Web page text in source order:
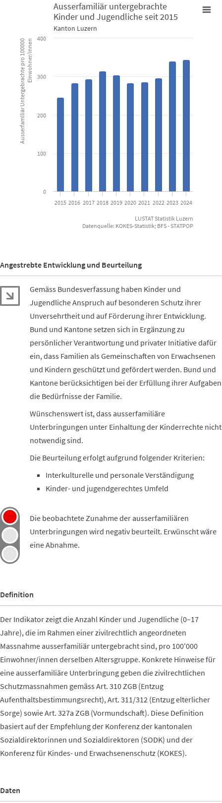
Ausserfamiliär untergebrachte Kinder und Jugendliche seit 2015
Bar chart with 10 bars.
Kanton Luzern
View as data table, Ausserfamiliär untergebrachte Kinder
The chart has 1 X axis displaying categories.
The chart has 1 Y axis displaying Ausserfamiliär
Ausserfamiliär Untergebrachte pro 100000Einwohner/innen
Ausserfamiliär untergebrachte
Kinder und Jugendliche seit 2015
Kanton Luzern
2015 2016 2017 2018 2019 2020 2021 2022 2023 2024
0
100
200
300
400
LUSTAT Statistik Luzern
Datenquelle: KOKES-Statistik; BFS - STATPOP
Angestrebte Entwicklung und Beurteilung
Gemäss Bundesverfassung haben Kinder und
Jugendliche Anspruch auf besonderen Schutz ihrer
Unversehrtheit und auf Förderung ihrer Entwicklung.
Bund und Kantone setzen sich in Ergänzung zu
persönlicher Verantwortung und privater Initiative dafür
ein, dass Familien als Gemeinschaften von Erwachsenen
und Kindern geschützt und gefördert werden. Bund und
Kantone berücksichtigen bei der Erfüllung ihrer Aufgaben
die Bedürfnisse der Familie.
Wünschenswert ist, dass ausserfamiliäre
Unterbringungen unter Einhaltung der Kinderrechte nicht
notwendig sind.
Die Beurteilung erfolgt aufgrund folgender Kriterien:
Interkulturelle und personale Verständigung
Kinder- und jugendgerechtes Umfeld
Die beobachtete Zunahme der ausserfamiliären
Unterbringungen wird negativ beurteilt. Erwünscht wäre
eine Abnahme.
Definition
Der Indikator zeigt die Anzahl Kinder und Jugendliche (0–17
Jahre), die im Rahmen einer zivilrechtlich angeordneten
Massnahme ausserfamiliär untergebracht sind, pro 100'000
Einwohner/innen derselben Altersgruppe. Konkrete Hinweise für
eine ausserfamiliäre Unterbringung geben die zivilrechtlichen
Schutzmassnahmen gemäss Art. 310 ZGB (Entzug
Aufenthaltsbestimmungsrecht), Art. 311/312 (Entzug elterlicher
Sorge) sowie Art. 327a ZGB (Vormundschaft). Diese Definition
basiert auf der Empfehlung der Konferenz der kantonalen
Sozialdirektorinnen und Sozialdirektoren (SODK) und der
Konferenz für Kindes- und Erwachsenenschutz (KOKES).
Daten